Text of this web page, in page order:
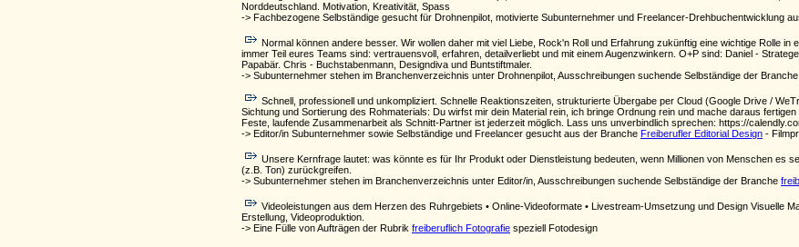
Norddeutschland. Motivation, Kreativität, Spass
-> Fachbezogene Selbständige gesucht für Drohnenpilot, motivierte Subunternehmer und Freelancer-Drehbuchentwicklung
Normal können andere besser. Wir wollen daher mit viel Liebe, Rock'n Roll und Erfahrung zukünftig eine wichtige Rolle
immer Teil eures Teams sind: vertrauensvoll, erfahren, detailverliebt und mit einem Augenzwinkern. O+P sind: Daniel -
Papabär. Chris - Buchstabenmann, Designdiva und Buntstiftmaler.
-> Subunternehmer stehen im Branchenverzeichnis unter Drohnenpilot, Ausschreibungen suchende Selbständige der Branche
Schnell, professionell und unkompliziert. Schnelle Reaktionszeiten, strukturierte Übergabe per Cloud (Google Drive /
Sichtung und Sortierung des Rohmaterials: Du wirfst mir dein Material rein, ich bringe Ordnung rein und mache daraus
Feste, laufende Zusammenarbeit als Schnitt-Partner ist jederzeit möglich. Lass uns unverbindlich sprechen: https://
-> Editor/in Subunternehmer sowie Selbständige und Freelancer gesucht aus der Branche Freiberufler Editorial Design -
Unsere Kernfrage lautet: was könnte es für Ihr Produkt oder Dienstleistung bedeuten, wenn Millionen von Menschen es
(z.B. Ton) zurückgreifen.
-> Subunternehmer stehen im Branchenverzeichnis unter Editor/in, Ausschreibungen suchende Selbständige der Branche
Videoleistungen aus dem Herzen des Ruhrgebiets • Online-Videoformate • Livestream-Umsetzung und Design Visuelle
Erstellung, Videoproduktion.
-> Eine Fülle von Aufträgen der Rubrik freiberuflich Fotografie speziell Fotodesign